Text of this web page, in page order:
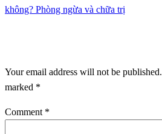
không? Phòng ngừa và chữa trị
Your email address will not be published.
marked *
Comment *